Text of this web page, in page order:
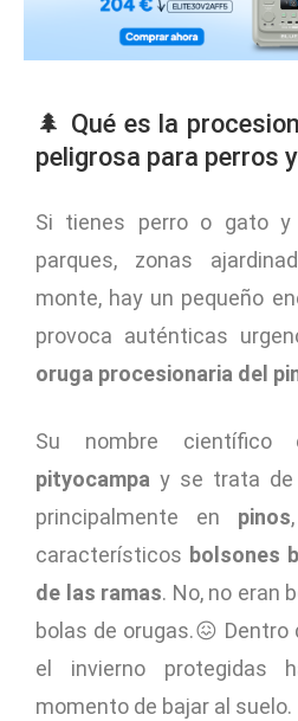
🌲 Qué es la
peligrosa para perros
Si tienes perro o gato
parques, zonas
monte, hay un pequeño
provoca auténticas
oruga procesionaria del
Su nombre
pityocampa y se trata de
principalmente en pinos
característicos bolsones
de las ramas. No, no eran
bolas de orugas.😖
el invierno protegidas
momento de bajar al suelo.